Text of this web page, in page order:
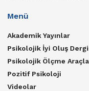
Menü
Akademik Yayınlar
Psikolojik İyi Oluş
Psikolojik Ölçme
Pozitif Psikoloji
Videolar